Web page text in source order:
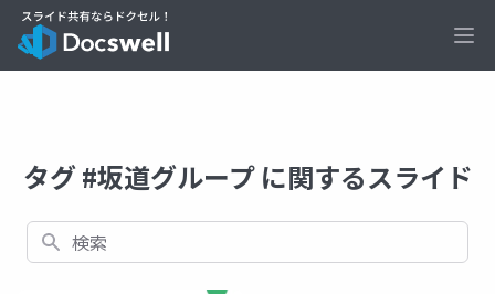
タグ #坂道グループ に関するスライド
検索